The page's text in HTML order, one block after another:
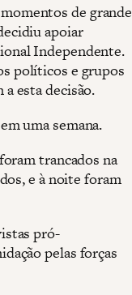
de grande
apoiar
Independente.
políticos e grupos
esta decisão.
uma semana.
trancados na
e à noite foram
pró-
pelas forças